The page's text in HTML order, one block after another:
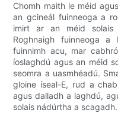
Chomh maith le méid
an gcineál fuinneoga a
imirt ar an méid solais
Roghnaigh fuinneoga
fuinnimh acu, mar
íoslaghdú agus an méid
seomra a uasmhéadú.
gloine íseal-E, rud a
agus dalladh a laghdú,
solais nádúrtha a scagadh.